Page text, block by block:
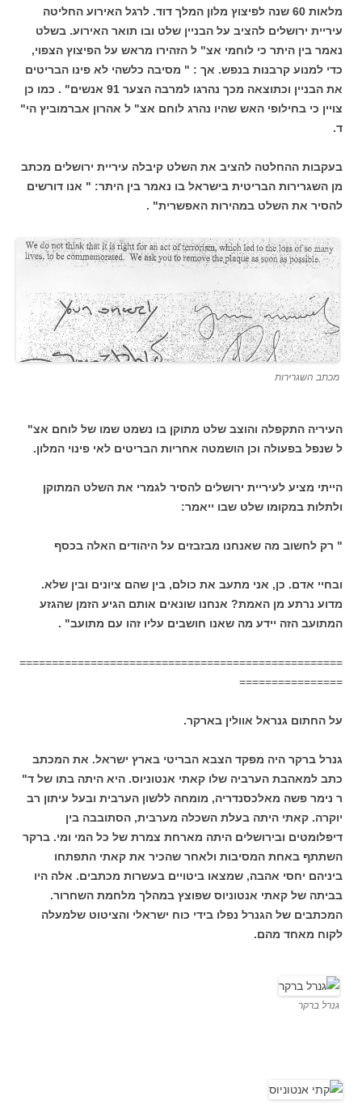
מלאות 60 שנה לפיצוץ מלון המלך דוד. לרגל האירוע החליטה
עיריית ירושלים להציב על הבניין שלט ובו תואר האירוע. בשלט
נאמר בין היתר כי לוחמי אצ" ל הזהירו מראש על הפיצוץ הצפוי,
כדי למנוע קרבנות בנפש. אך : " מסיבה כלשהי לא פינו הבריטים
את הבניין וכתוצאה מכך נהרגו למרבה הצער 91 אנשים" . כמו כן
צויין כי בחילופי האש שהיו נהרג לוחם אצ" ל אהרון אברמוביץ הי"
ד.
בעקבות ההחלטה להציב את השלט קיבלה עיריית ירושלים מכתב
מן השגרירות הבריטית בישראל בו נאמר בין היתר: " אנו דורשים
להסיר את השלט במהירות האפשרית" .
מכתב השגרירות
העיריה התקפלה והוצב שלט מתוקן בו נשמט שמו של לוחם אצ"
ל שנפל בפעולה וכן הושמטה אחריות הבריטים לאי פינוי המלון.
הייתי מציע לעיריית ירושלים להסיר לגמרי את השלט המתוקן
ולתלות במקומו שלט שבו ייאמר:
" רק לחשוב מה שאנחנו מבזבזים על היהודים האלה בכסף
ובחיי אדם. כן, אני מתעב את כולם, בין שהם ציונים ובין שלא.
מדוע נרתע מן האמת? אנחנו שונאים אותם הגיע הזמן שהגזע
המתועב הזה יידע מה שאנו חושבים עליו זהו עם מתועב" .
==================================================
================
על החתום גנראל אוולין בארקר.
גנרל ברקר היה מפקד הצבא הבריטי בארץ ישראל. את המכתב
כתב למאהבת הערביה שלו קאתי אנטוניוס. היא היתה בתו של ד"
ר נימר פשה מאלכסנדריה, מומחה ללשון הערבית ובעל עיתון רב
יוקרה. קאתי היתה בעלת השכלה מערבית, הסתובבה בין
דיפלומטים ובירושלים היתה מארחת צמרת של כל המי ומי. ברקר
השתתף באחת המסיבות ולאחר שהכיר את קאתי התפתחו
ביניהם יחסי אהבה, שמצאו ביטויים בעשרות מכתבים. אלה היו
בביתה של קאתי אנטוניוס שפוצץ במהלך מלחמת השחרור.
המכתבים של הגנרל נפלו בידי כוח ישראלי והציטוט שלמעלה
לקוח מאחד מהם.
גנרל ברקר